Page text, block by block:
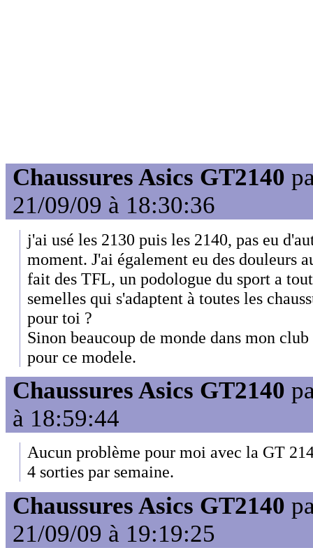
Chaussures Asics GT2140
21/09/09 à 18:30:36
j'ai usé les 2130 puis les 2140, pas eu
moment. J'ai également eu des douleurs
fait des TFL, un podologue du sport a
semelles qui s'adaptent à toutes les
pour toi ?
Sinon beaucoup de monde dans mon
pour ce modele.
Chaussures Asics GT2140
à 18:59:44
Aucun problème pour moi avec la GT
4 sorties par semaine.
Chaussures Asics GT2140
21/09/09 à 19:19:25